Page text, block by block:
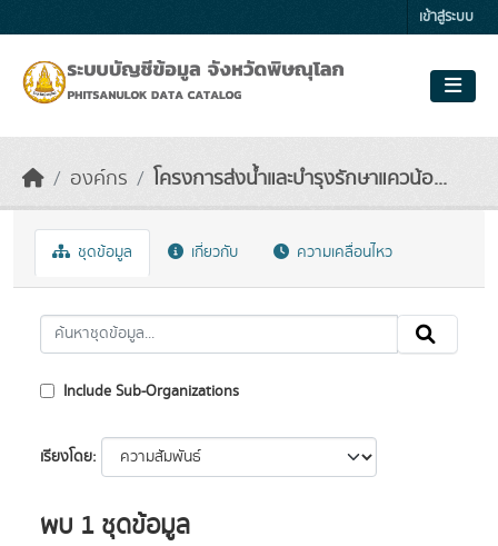
เข้าสู่ระบบ
องค์กร โครงการส่งน้ำและบำรุงรักษาแควน้อ...
ชุดข้อมูล เกี่ยวกับ ความเคลื่อนไหว
Include Sub-Organizations
เรียงโดย
พบ 1 ชุดข้อมูล